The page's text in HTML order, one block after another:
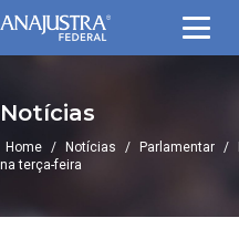
Notícias
Home / Notícias / Parlamentar /
na terça-feira